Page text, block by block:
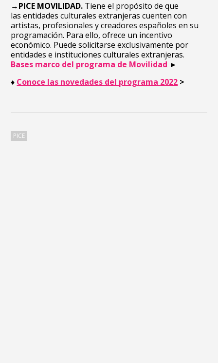
→PICE MOVILIDAD. Tiene el propósito de que
las entidades culturales extranjeras cuenten con
artistas, profesionales y creadores españoles en su
programación. Para ello, ofrece un incentivo
económico. Puede solicitarse exclusivamente por
entidades e instituciones culturales extranjeras.
Bases marco del programa de Movilidad ►
♦ Conoce las novedades del programa 2022 >
PICE